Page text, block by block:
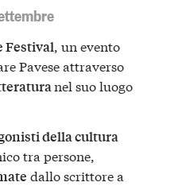
Festival, un evento
Pavese attraverso
nel suo luogo
della cultura
tra persone,
dallo scrittore a